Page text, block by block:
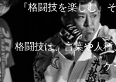
『格闘技を楽しむ』
格闘技は、言葉や人
ケ